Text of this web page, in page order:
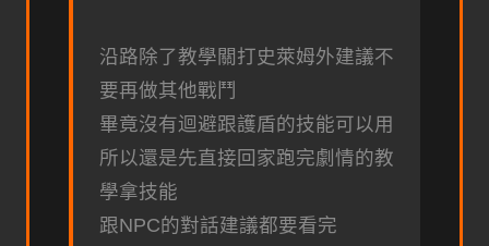
沿路除了教學關打史萊姆外建議不
要再做其他戰鬥
畢竟沒有迴避跟護盾的技能可以用
所以還是先直接回家跑完劇情的教
學拿技能
跟NPC的對話建議都要看完